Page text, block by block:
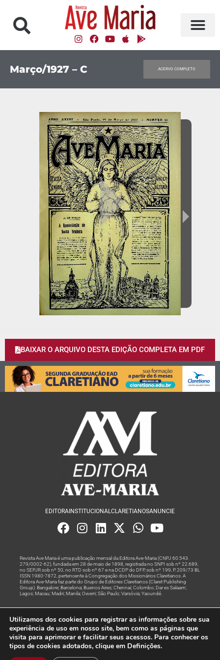
Março/1927 – C ACERVO COMPLETO
BAIXAR O ARQUIVO DESTA EDIÇÃO COMPLETA EM PDF
EDITORA INSTITUCIONALCLARETIANOSANUNCIE
Revista Ave Maria é uma publicação mensal da Editora Ave-Maria (CNPJ 60.543.
279/0002-62), fundada em 28 de maio de 1898, registrada no SNPI sob nº 22.689,
no SEPJR sob nº 50, no RTD sob nº 67 e na DCDP do DFP, sob nº 199, P. 209/73 BL
ISSN 1980-7872, pertencente à Congregação dos Missionários Claretianos. A
Editora Ave-Maria faz parte do Grupo de Editores Claretianos (Claret Publishing
Group). Bangalore; Barcelona; Buenos Aires; Chennai; Colombo; Dar es Salaam;
Lagos; Macau; Madri; Manila; Owerri; São Paulo; Varsóvia; Yaoundé.
Rede
© Todos os Direitos Reservados
Utilizamos dos cookies para registrar as informações sobre sua
experiência de uso em nosso site, bem como as páginas que
visita para aprimorar e facilitar seus acessos. Para conhecer os
tipos de cookies adotados, clique em Definições.